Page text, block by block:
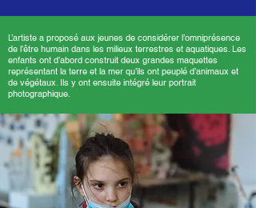
L’artiste a proposé aux jeunes de considérer l’omniprésence
de l’être humain dans les milieux terrestres et aquatiques. Les
enfants ont d’abord construit deux grandes maquettes
représentant la terre et la mer qu’ils ont peuplé d’animaux et
de végétaux. Ils y ont ensuite intégré leur portrait
photographique.